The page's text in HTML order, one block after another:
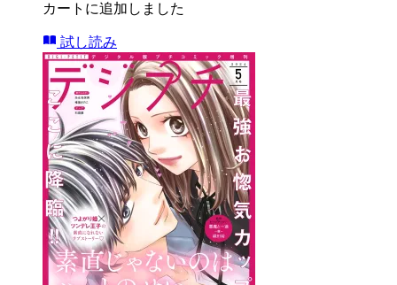
カートに追加しました
試し読み